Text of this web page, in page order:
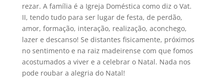
rezar. A família é a Igreja Doméstica como diz o Vat.
II, tendo tudo para ser lugar de festa, de perdão,
amor, formação, interação, realização, aconchego,
lazer e descanso! Se distantes fisicamente, próximos
no sentimento e na raiz madeirense com que fomos
acostumados a viver e a celebrar o Natal. Nada nos
pode roubar a alegria do Natal!